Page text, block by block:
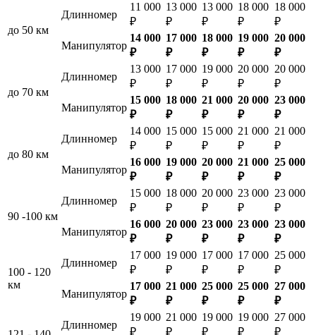
до 50 км
Длинномер
11 000
₽
13 000
₽
13 000
₽
18 000
₽
18 000
₽
Манипулятор
14 000
₽
17 000
₽
18 000
₽
19 000
₽
20 000
₽
до 70 км
Длинномер
13 000
₽
17 000
₽
19 000
₽
20 000
₽
20 000
₽
Манипулятор
15 000
₽
18 000
₽
21 000
₽
20 000
₽
23 000
₽
до 80 км
Длинномер
14 000
₽
15 000
₽
15 000
₽
21 000
₽
21 000
₽
Манипулятор
16 000
₽
19 000
₽
20 000
₽
21 000
₽
25 000
₽
90 -100 км
Длинномер
15 000
₽
18 000
₽
20 000
₽
23 000
₽
23 000
₽
Манипулятор
16 000
₽
20 000
₽
23 000
₽
23 000
₽
23 000
₽
100 - 120
км
Длинномер
17 000
₽
19 000
₽
17 000
₽
17 000
₽
25 000
₽
Манипулятор
17 000
₽
21 000
₽
25 000
₽
25 000
₽
27 000
₽
Длинномер
19 000
₽
21 000
₽
19 000
₽
19 000
₽
27 000
₽